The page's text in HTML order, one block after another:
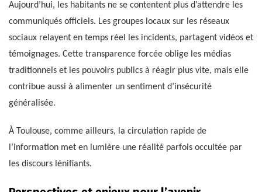
Aujourd’hui, les habitants ne se contentent plus d’attendre les
communiqués officiels. Les groupes locaux sur les réseaux
sociaux relayent en temps réel les incidents, partagent vidéos et
témoignages. Cette transparence forcée oblige les médias
traditionnels et les pouvoirs publics à réagir plus vite, mais elle
contribue aussi à alimenter un sentiment d’insécurité
généralisée.
À Toulouse, comme ailleurs, la circulation rapide de
l’information met en lumière une réalité parfois occultée par
les discours lénifiants.